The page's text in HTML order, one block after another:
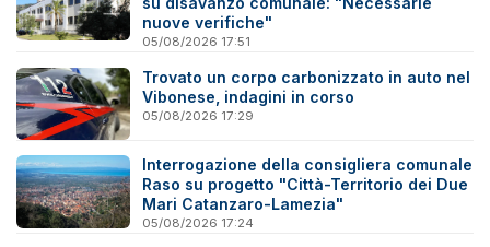
nuove verifiche"
05/08/2026 17:51
Trovato un corpo carbonizzato in auto nel
Vibonese, indagini in corso
05/08/2026 17:29
Interrogazione della consigliera comunale
Raso su progetto "Città-Territorio dei Due
Mari Catanzaro-Lamezia"
05/08/2026 17:24